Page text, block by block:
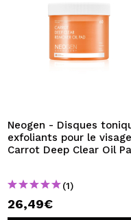
Neogen - Disques
exfoliants pour le
Carrot Deep Clear Oil
(1)
26,49€